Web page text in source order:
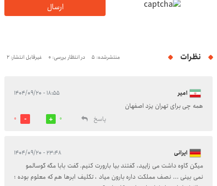
ارسال
نظرات منتشرشده: 5 در انتظار بررسی: 0 غیرقابل انتشار: 2
امیر ۱۸:۵۵ - ۱۴۰۴/۰۹/۲۰
همه چی برای تهران یزد اصفهان
پاسخ
0
0
ایرانی ۲۳:۴۸ - ۱۴۰۴/۰۹/۲۰
میگن گاوه داشت می زایید، گفتند بیا بارورت کنیم. گفت بابا مگه گوسالمو
نمی بینی ... نصف مملکت داره بارون میاد ، تکلیف ابرها هم که معلوم بوده ؛